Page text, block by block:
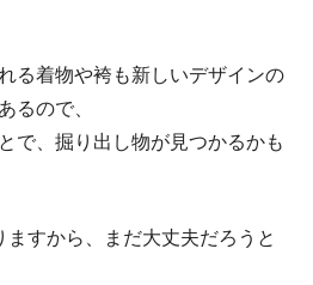
る着物や袴も新しいデザインの
るので、
で、掘り出し物が見つかるかも
すから、まだ大丈夫だろうと